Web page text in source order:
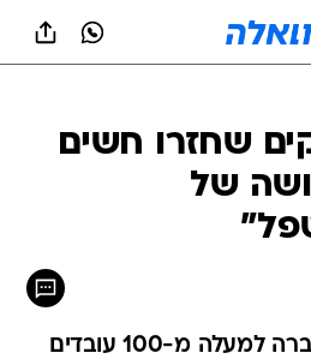
שחזרו חשים
של
איך קולטים חזרה לחברה למעלה מ-100 עובדים